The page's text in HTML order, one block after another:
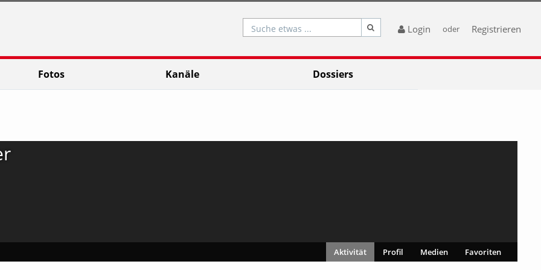
Suche etwas ... Login oder Registrieren
Fotos Kanäle Dossiers
Aktivität Profil Medien Favoriten